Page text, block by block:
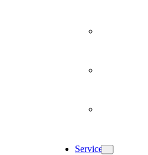
Service